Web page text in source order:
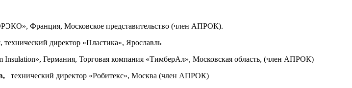
Франция, Московское представительство (член АПРОК).
, технический директор «Пластика», Ярославль
Insulation», Германия, Торговая компания «ТимберАл», Московская область, (член АПРОК)
технический директор «Робитекс», Москва (член АПРОК)